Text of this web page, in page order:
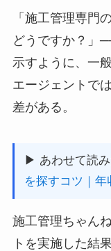
「施工管理専門
どうですか？」
示すように、一
エージェントで
差がある。
▶ あわせて読み
を探すコツ｜
施工管理ちゃん
トを実施した結